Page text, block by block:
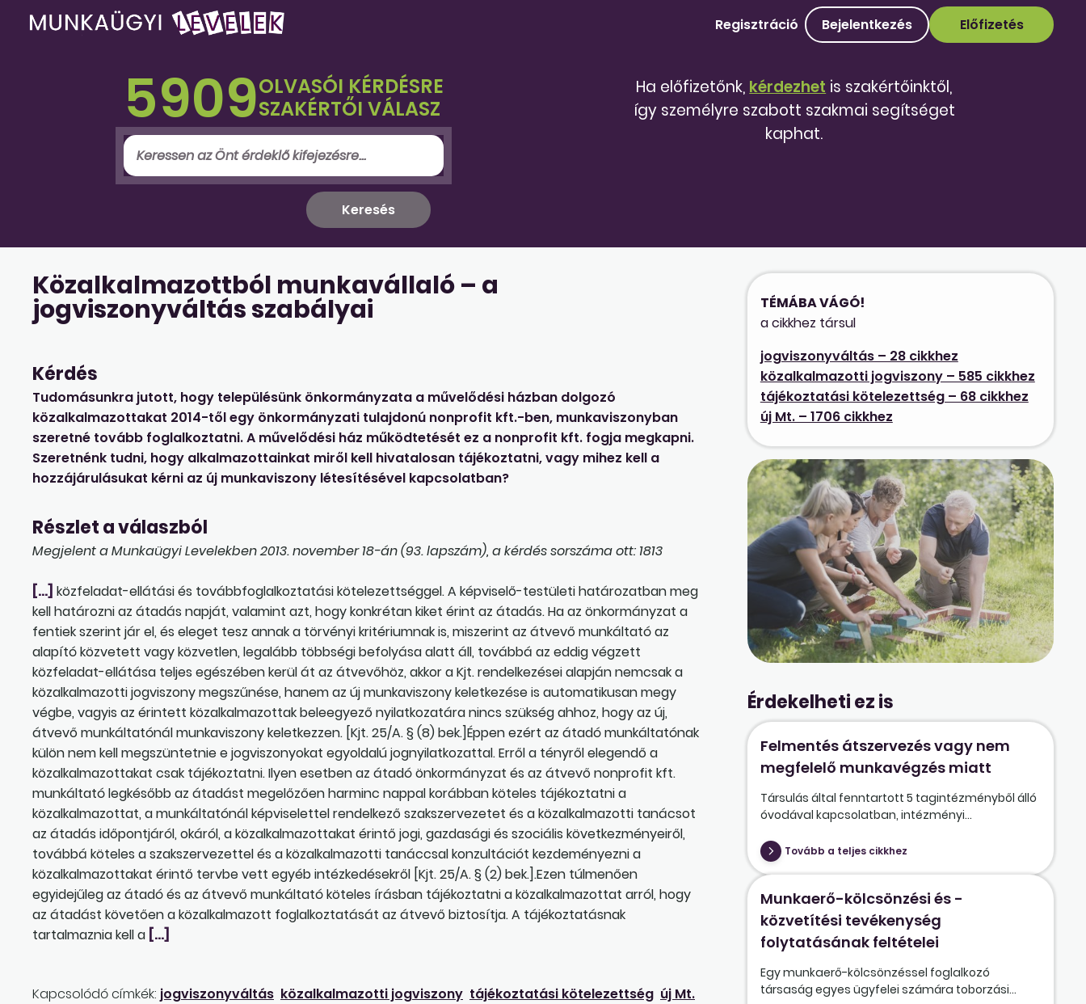
Regisztráció Bejelentkezés Előfizetés
5909OLVASÓI KÉRDÉSRE
SZAKÉRTŐI VÁLASZ
Ha előfizetőnk, kérdezhet is szakértőinktől,
így személyre szabott szakmai segítséget
kaphat.
Közalkalmazottból munkavállaló – a
jogviszonyváltás szabályai
Kérdés
Tudomásunkra jutott, hogy településünk önkormányzata a művelődési házban dolgozó
közalkalmazottakat 2014-től egy önkormányzati tulajdonú nonprofit kft.-ben, munkaviszonyban
szeretné tovább foglalkoztatni. A művelődési ház működtetését ez a nonprofit kft. fogja megkapni.
Szeretnénk tudni, hogy alkalmazottainkat miről kell hivatalosan tájékoztatni, vagy mihez kell a
hozzájárulásukat kérni az új munkaviszony létesítésével kapcsolatban?
Részlet a válaszból
Megjelent a Munkaügyi Levelekben 2013. november 18-án (93. lapszám), a kérdés sorszáma ott: 1813
[…] közfeladat-ellátási és továbbfoglalkoztatási kötelezettséggel. A képviselő-testületi határozatban meg
kell határozni az átadás napját, valamint azt, hogy konkrétan kiket érint az átadás. Ha az önkormányzat a
fentiek szerint jár el, és eleget tesz annak a törvényi kritériumnak is, miszerint az átvevő munkáltató az
alapító közvetett vagy közvetlen, legalább többségi befolyása alatt áll, továbbá az eddig végzett
közfeladat-ellátása teljes egészében kerül át az átvevőhöz, akkor a Kjt. rendelkezései alapján nemcsak a
közalkalmazotti jogviszony megszűnése, hanem az új munkaviszony keletkezése is automatikusan megy
végbe, vagyis az érintett közalkalmazottak beleegyező nyilatkozatára nincs szükség ahhoz, hogy az új,
átvevő munkáltatónál munkaviszony keletkezzen. [Kjt. 25/A. § (8) bek.]Éppen ezért az átadó munkáltatónak
külön nem kell megszüntetnie e jogviszonyokat egyoldalú jognyilatkozattal. Erről a tényről elegendő a
közalkalmazottakat csak tájékoztatni. Ilyen esetben az átadó önkormányzat és az átvevő nonprofit kft.
munkáltató legkésőbb az átadást megelőzően harminc nappal korábban köteles tájékoztatni a
közalkalmazottat, a munkáltatónál képviselettel rendelkező szakszervezetet és a közalkalmazotti tanácsot
az átadás időpontjáról, okáról, a közalkalmazottakat érintő jogi, gazdasági és szociális következményeiről,
továbbá köteles a szakszervezettel és a közalkalmazotti tanáccsal konzultációt kezdeményezni a
közalkalmazottakat érintő tervbe vett egyéb intézkedésekről [Kjt. 25/A. § (2) bek.].Ezen túlmenően
egyidejűleg az átadó és az átvevő munkáltató köteles írásban tájékoztatni a közalkalmazottat arról, hogy
az átadást követően a közalkalmazott foglalkoztatását az átvevő biztosítja. A tájékoztatásnak
tartalmaznia kell a […]
Kapcsolódó címkék: jogviszonyváltás közalkalmazotti jogviszony tájékoztatási kötelezettség új Mt.
TÉMÁBA VÁGÓ!
a cikkhez társul
jogviszonyváltás – 28 cikkhez
közalkalmazotti jogviszony – 585 cikkhez
tájékoztatási kötelezettség – 68 cikkhez
új Mt. – 1706 cikkhez
Érdekelheti ez is
Felmentés átszervezés vagy nem
megfelelő munkavégzés miatt
Társulás által fenntartott 5 tagintézményből álló
óvodával kapcsolatban, intézményi...
Tovább a teljes cikkhez
Munkaerő-kölcsönzési és -
közvetítési tevékenység
folytatásának feltételei
Egy munkaerő-kölcsönzéssel foglalkozó
társaság egyes ügyfelei számára toborzási...